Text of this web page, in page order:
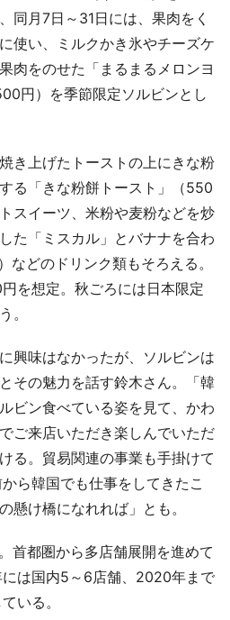
同月7日～31日には、果肉をく
使い、ミルクかき氷やチーズケ
肉をのせた「まるまるメロンヨ
円）を季節限定ソルビンとし
き上げたトーストの上にきな粉
る「きな粉餅トースト」（550
スイーツ、米粉や麦粉などを炒
た「ミスカル」とバナナを合わ
どのドリンク類もそろえる。
を想定。秋ごろには日本限定
。
興味はなかったが、ソルビンは
その魅力を話す鈴木さん。「韓
ビン食べている姿を見て、かわ
ご来店いただき楽しんでいただ
る。貿易関連の事業も手掛けて
ら韓国でも仕事をしてきたこ
懸け橋になれれば」とも。
首都圏から多店舗展開を進めて
は国内5～6店舗、2020年まで
いる。